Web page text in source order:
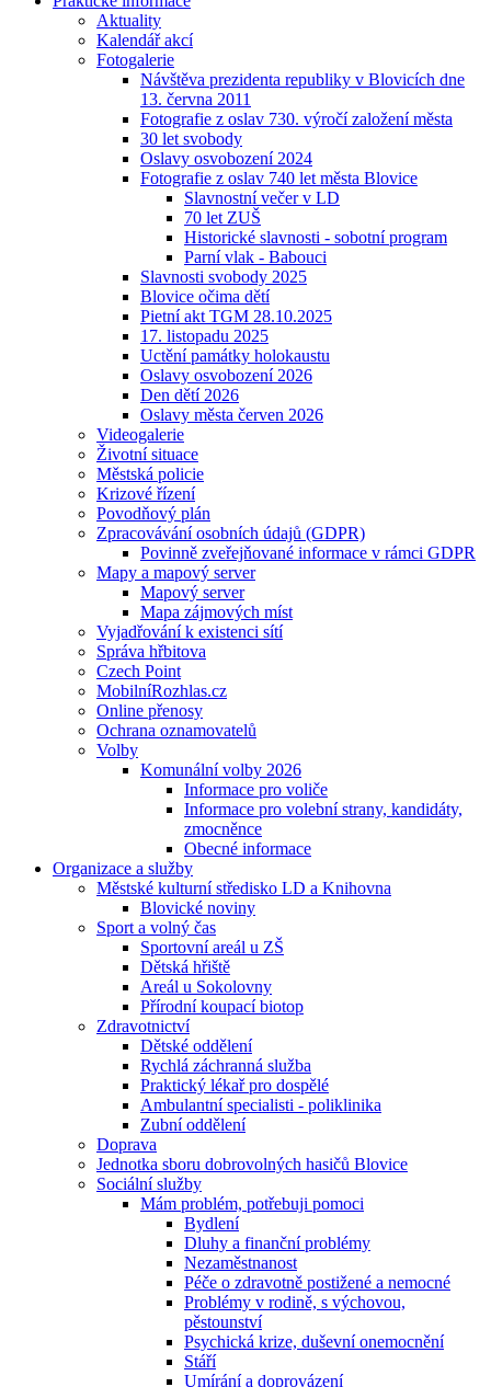
Aktuality
Kalendář akcí
Fotogalerie
Návštěva prezidenta republiky v Blovicích dne
13. června 2011
Fotografie z oslav 730. výročí založení města
30 let svobody
Oslavy osvobození 2024
Fotografie z oslav 740 let města Blovice
Slavnostní večer v LD
70 let ZUŠ
Historické slavnosti - sobotní program
Parní vlak - Babouci
Slavnosti svobody 2025
Blovice očima dětí
Pietní akt TGM 28.10.2025
17. listopadu 2025
Uctění památky holokaustu
Oslavy osvobození 2026
Den dětí 2026
Oslavy města červen 2026
Videogalerie
Životní situace
Městská policie
Krizové řízení
Povodňový plán
Zpracovávání osobních údajů (GDPR)
Povinně zveřejňované informace v rámci GDPR
Mapy a mapový server
Mapový server
Mapa zájmových míst
Vyjadřování k existenci sítí
Správa hřbitova
Czech Point
MobilníRozhlas.cz
Online přenosy
Ochrana oznamovatelů
Volby
Komunální volby 2026
Informace pro voliče
Informace pro volební strany, kandidáty,
zmocněnce
Obecné informace
Organizace a služby
Městské kulturní středisko LD a Knihovna
Blovické noviny
Sport a volný čas
Sportovní areál u ZŠ
Dětská hřiště
Areál u Sokolovny
Přírodní koupací biotop
Zdravotnictví
Dětské oddělení
Rychlá záchranná služba
Praktický lékař pro dospělé
Ambulantní specialisti - poliklinika
Zubní oddělení
Doprava
Jednotka sboru dobrovolných hasičů Blovice
Sociální služby
Mám problém, potřebuji pomoci
Bydlení
Dluhy a finanční problémy
Nezaměstnanost
Péče o zdravotně postižené a nemocné
Problémy v rodině, s výchovou,
pěstounství
Psychická krize, duševní onemocnění
Stáří
Umírání a doprovázení